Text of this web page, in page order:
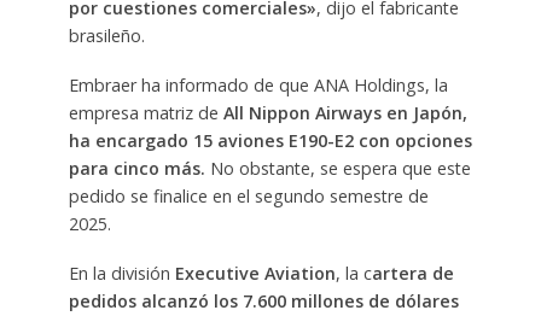
por cuestiones comerciales», dijo el fabricante
brasileño.
Embraer ha informado de que ANA Holdings, la
empresa matriz de All Nippon Airways en Japón,
ha encargado 15 aviones E190-E2 con opciones
para cinco más. No obstante, se espera que este
pedido se finalice en el segundo semestre de
2025.
En la división Executive Aviation, la cartera de
pedidos alcanzó los 7.600 millones de dólares